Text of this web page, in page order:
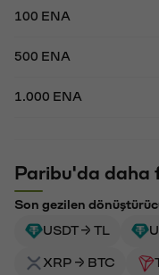
100 ENA
500 ENA
1.000 ENA
Paribu'da daha
Son gezilen
USDT → TL
XRP → BTC